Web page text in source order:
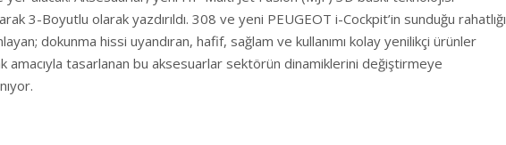
3-Boyutlu olarak yazdırıldı. 308 ve yeni PEUGEOT i-Cockpit’in sunduğu rahatlığı
dokunma hissi uyandıran, hafif, sağlam ve kullanımı kolay yenilikçi ürünler
amacıyla tasarlanan bu aksesuarlar sektörün dinamiklerini değiştirmeye